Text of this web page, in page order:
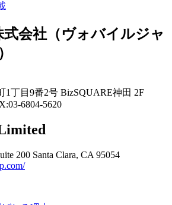
式会社（ヴォバイルジャ
1丁目9番2号 BizSQUARE神田 2F
6804-5620
200 Santa Clara, CA 95054